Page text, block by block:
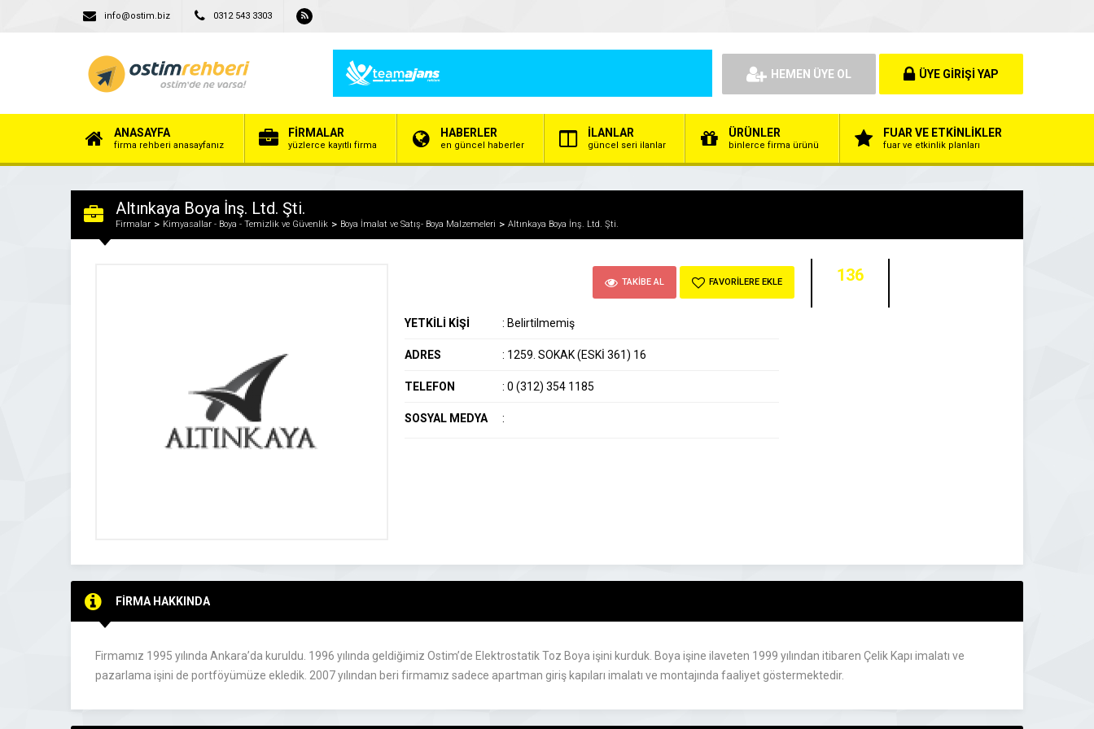
info@ostim.biz 0312 543 3303
HEMEN ÜYE OL ÜYE GİRİŞİ YAP
ANASAYFA
firma rehberi anasayfanız
FİRMALAR
yüzlerce kayıtlı firma
HABERLER
en güncel haberler
İLANLAR
güncel seri ilanlar
ÜRÜNLER
binlerce firma ürünü
FUAR VE ETKİNLİKLER
fuar ve etkinlik planları
Altınkaya Boya İnş. Ltd. Şti.
Firmalar Kimyasallar - Boya - Temizlik ve Güvenlik Boya İmalat ve Satış- Boya Malzemeleri Altınkaya Boya İnş. Ltd. Şti.
TAKİBE AL FAVORİLERE EKLE 136
YETKİLİ KİŞİ : Belirtilmemiş
ADRES : 1259. SOKAK (ESKİ 361) 16
TELEFON : 0 (312) 354 1185
SOSYAL MEDYA :
FİRMA HAKKINDA
Firmamız 1995 yılında Ankara’da kuruldu. 1996 yılında geldiğimiz Ostim’de Elektrostatik Toz Boya işini kurduk. Boya işine ilaveten 1999 yılından itibaren Çelik Kapı imalatı ve
pazarlama işini de portföyümüze ekledik. 2007 yılından beri firmamız sadece apartman giriş kapıları imalatı ve montajında faaliyet göstermektedir.